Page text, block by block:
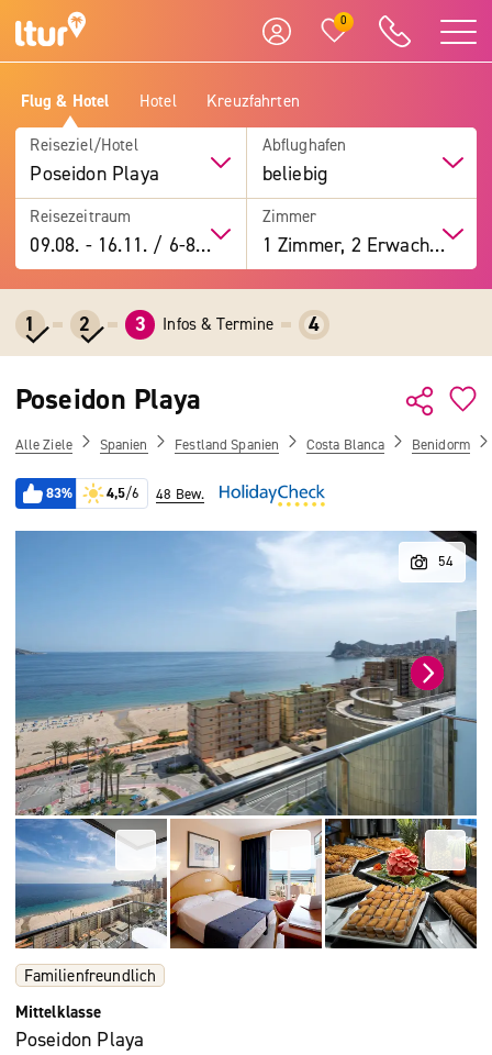
0
Flug & Hotel Hotel Kreuzfahrten
Reiseziel/Hotel
Poseidon Playa
Abflughafen
beliebig
Reisezeitraum
09.08. -16.11. / 6-8 Tage
Zimmer
1 Zimmer, 2 Erwachsene
1 2 3 Infos & Termine 4
Poseidon Playa
Alle Ziele Spanien Festland Spanien Costa Blanca Benidorm
83% 4,5/6 48 Bew.
Familienfreundlich
Mittelklasse
Poseidon Playa